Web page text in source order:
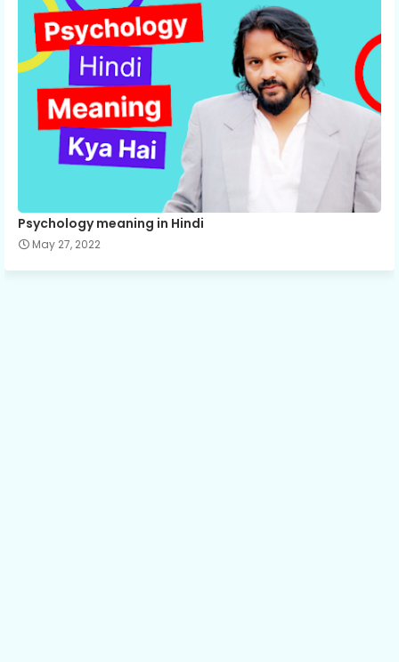
Psychology meaning in Hindi
May 27, 2022